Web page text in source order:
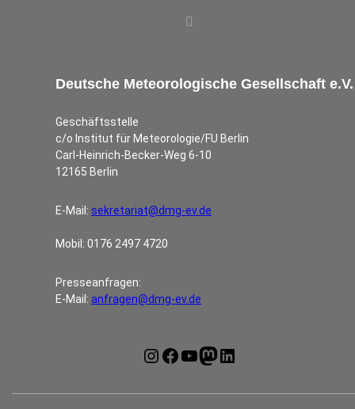
Deutsche Meteorologische Gesellschaft e.V.
Geschäftsstelle
c/o Institut für Meteorologie/FU Berlin
Carl-Heinrich-Becker-Weg 6-10
12165 Berlin
E-Mail: sekretariat@dmg-ev.de
Mobil: 0176 2497 4720
Presseanfragen:
E-Mail: anfragen@dmg-ev.de
Instagram
Facebook
YouTube
Mastodon
LinkedIn